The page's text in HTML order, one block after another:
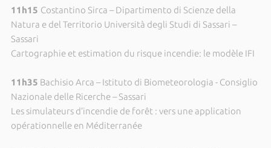
11h15 Costantino Sirca – Dipartimento di Scienze della
Natura e del Territorio Università degli Studi di Sassari –
Sassari
Cartographie et estimation du risque incendie: le modèle IFI
11h35 Bachisio Arca – Istituto di Biometeorologia - Consiglio
Nazionale delle Ricerche – Sassari
Les simulateurs d’incendie de forêt : vers une application
opérationnelle en Méditerranée